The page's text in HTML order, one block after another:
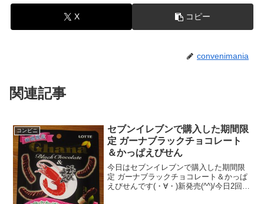
X コピー
convenimania
関連記事
コンビニ
セブンイレブンで購入した期間限
定 ガーナブラックチョコレート
＆かっぱえびせん
今日はセブンイレブンで購入した期間限
定 ガーナブラックチョコレート＆かっぱ
えびせんです(・∀・)新発売(^^)/今日2回更